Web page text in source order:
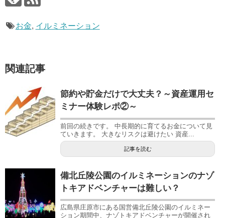
お金, イルミネーション
関連記事
節約や貯金だけで大丈夫？～資産運用セ
ミナー体験レポ②～
前回の続きです。 中長期的に育てるお金について見
ていきます。 大きなリスクは避けたい 資産...
記事を読む
備北丘陵公園のイルミネーションのナゾ
トキアドベンチャーは難しい？
広島県庄原市にある国営備北丘陵公園のイルミネー
ション期間中、ナゾトキアドベンチャーが開催され